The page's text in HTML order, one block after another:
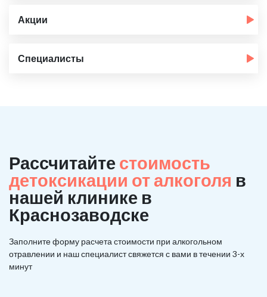
Акции
Специалисты
Рассчитайте стоимость
детоксикации от алкоголя в
нашей клинике в
Краснозаводске
Заполните форму расчета стоимости при алкогольном
отравлении и наш специалист свяжется с вами в течении 3-х
минут